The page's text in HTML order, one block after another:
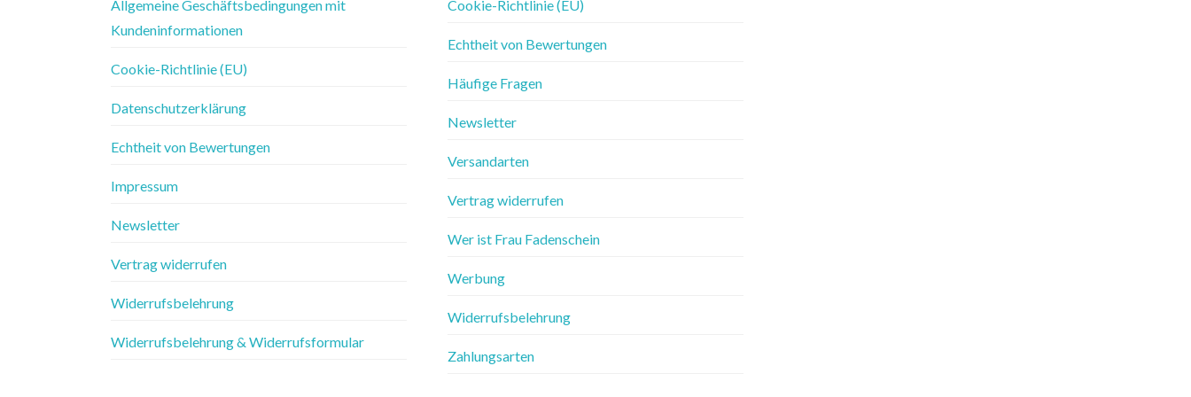
Allgemeine Geschäftsbedingungen mit
Kundeninformationen
Cookie-Richtlinie (EU)
Datenschutzerklärung
Echtheit von Bewertungen
Impressum
Newsletter
Vertrag widerrufen
Widerrufsbelehrung
Widerrufsbelehrung & Widerrufsformular
Cookie-Richtlinie (EU)
Echtheit von Bewertungen
Häufige Fragen
Newsletter
Versandarten
Vertrag widerrufen
Wer ist Frau Fadenschein
Werbung
Widerrufsbelehrung
Zahlungsarten